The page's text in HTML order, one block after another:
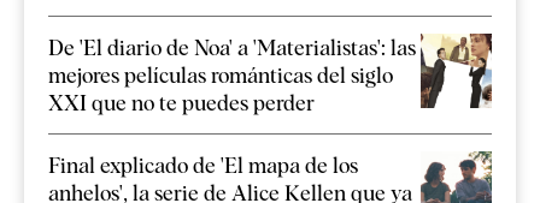
De 'El diario de Noa' a 'Materialistas': las
mejores películas románticas del siglo
XXI que no te puedes perder
Final explicado de 'El mapa de los
anhelos', la serie de Alice Kellen que ya